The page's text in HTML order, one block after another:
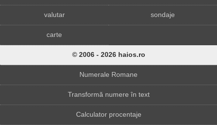
valutar sondaje
carte
© 2006 - 2026 haios.ro
Numerale Romane
Transformă numere în text
Calculator procentaje